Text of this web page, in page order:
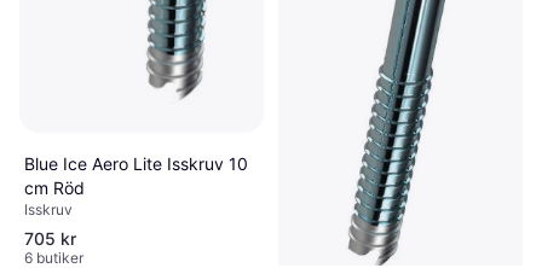
Blue Ice Aero Lite Isskruv 10
cm Röd
Isskruv
705 kr
6 butiker